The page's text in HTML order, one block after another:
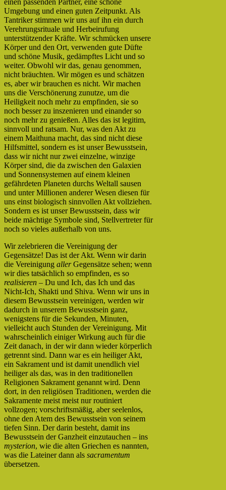
Umgebung und einen guten Zeitpunkt. Als
Tantriker stimmen wir uns auf ihn ein durch
Verehrungsrituale und Herbeirufung
unterstützender Kräfte. Wir schmücken unsere
Körper und den Ort, verwenden gute Düfte
und schöne Musik, gedämpftes Licht und so
weiter. Obwohl wir das, genau genommen,
nicht bräuchten. Wir mögen es und schätzen
es, aber wir brauchen es nicht. Wir machen
uns die Verschönerung zunutze, um die
Heiligkeit noch mehr zu empfinden, sie so
noch besser zu inszenieren und einander so
noch mehr zu genießen. Alles das ist legitim,
sinnvoll und ratsam. Nur, was den Akt zu
einem Maithuna macht, das sind nicht diese
Hilfsmittel, sondern es ist unser Bewusstsein,
dass wir nicht nur zwei einzelne, winzige
Körper sind, die da zwischen den Galaxien
und Sonnensystemen auf einem kleinen
gefährdeten Planeten durchs Weltall sausen
und unter Millionen anderer Wesen diesen für
uns einst biologisch sinnvollen Akt vollziehen.
Sondern es ist unser Bewusstsein, dass wir
beide mächtige Symbole sind, Stellvertreter für
noch so vieles außerhalb von uns.
Wir zelebrieren die Vereinigung der
Gegensätze! Das ist der Akt. Wenn wir darin
die Vereinigung allerGegensätze sehen; wenn
wir dies tatsächlich so empfinden, es so
realisieren – Du und Ich, das Ich und das
Nicht-Ich, Shakti und Shiva. Wenn wir uns in
diesem Bewusstsein vereinigen, werden wir
dadurch in unserem Bewusstsein ganz,
wenigstens für die Sekunden, Minuten,
vielleicht auch Stunden der Vereinigung. Mit
wahrscheinlich einiger Wirkung auch für die
Zeit danach, in der wir dann wieder körperlich
getrennt sind. Dann war es ein heiliger Akt,
ein Sakrament und ist damit unendlich viel
heiliger als das, was in den traditionellen
Religionen Sakrament genannt wird. Denn
dort, in den religiösen Traditionen, werden die
Sakramente meist meist nur routiniert
vollzogen; vorschriftsmäßig, aber seelenlos,
ohne den Atem des Bewusstsein von seinem
tiefen Sinn. Der darin besteht, damit ins
Bewusstsein der Ganzheit einzutauchen – ins
mysterion, wie die alten Griechen es nannten,
was die Lateiner dann als sacramentum
übersetzen.